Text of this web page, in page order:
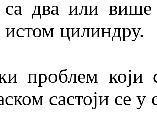
два или више
цилиндру.
проблем
састоји се у